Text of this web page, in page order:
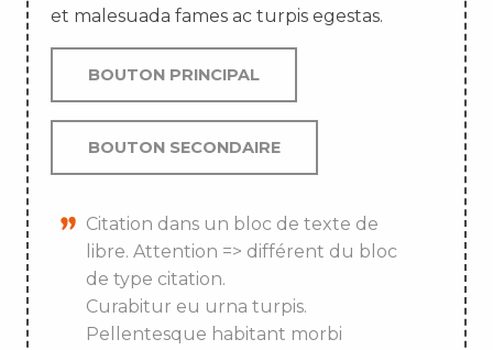
et malesuada fames ac turpis egestas.
BOUTON PRINCIPAL
BOUTON SECONDAIRE
Citation dans un bloc de texte de
libre. Attention => différent du bloc
de type citation.
Curabitur eu urna turpis.
Pellentesque habitant morbi